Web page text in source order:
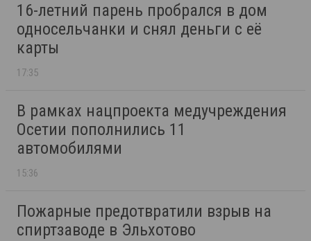
16-летний парень пробрался в дом
односельчанки и снял деньги с её
карты
17:35
В рамках нацпроекта медучреждения
Осетии пополнились 11
автомобилями
15:36
Пожарные предотвратили взрыв на
спиртзаводе в Эльхотово